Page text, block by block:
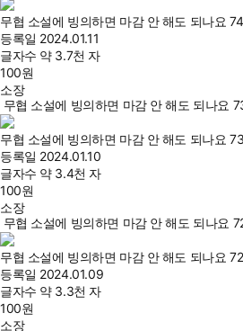
무협 소설에 빙의하면 마감 안 해도 되나요
등록일 2024.01.11
글자수 약 3.7천 자
100원
소장
무협 소설에 빙의하면 마감 안 해도 되나요
무협 소설에 빙의하면 마감 안 해도 되나요
등록일 2024.01.10
글자수 약 3.4천 자
100원
소장
무협 소설에 빙의하면 마감 안 해도 되나요
무협 소설에 빙의하면 마감 안 해도 되나요
등록일 2024.01.09
글자수 약 3.3천 자
100원
소장